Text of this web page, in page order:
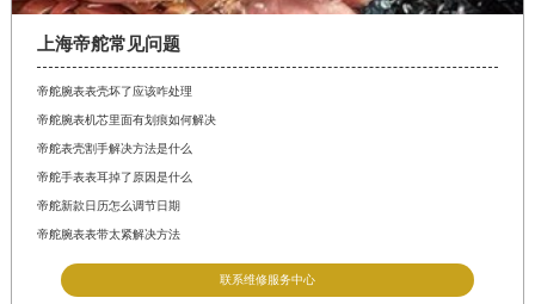
上海帝舵常见问题
帝舵腕表表壳坏了应该咋处理
帝舵腕表机芯里面有划痕如何解决
帝舵表壳割手解决方法是什么
帝舵手表表耳掉了原因是什么
帝舵新款日历怎么调节日期
帝舵腕表表带太紧解决方法
联系维修服务中心